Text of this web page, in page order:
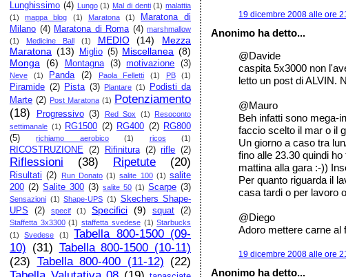
Lunghissimo (4) Lungo (1) Mal di denti (1) malattia
(1)
mappa blog (1) Maratona (1)
Maratona di
Milano (4) Maratona di Roma (4) marshmallow
(1)
Medicine Ball (1) MEDIO (14)
Mezza
Maratona (13) Miglio (5) Miscellanea (8)
Monga
(6) Montagna (3) motivazione (3)
Neve (1) Panda (2) Paola Felletti (1) PB (1)
Piramide (2) Pista (3) Plantare (1)
Podisti da
Marte (2) Post Maratona (1) Potenziamento
(18)
Progressivo (3) Red Sox (1)
Resoconto
settimanale (1) RG1500 (2) RG400 (2) RG800
(5)
richiamo aerobico (1) ricos (1)
RICOSTRUZIONE (2) Rifinitura (2) rifle (2)
Riflessioni (38) Ripetute (20)
Risultati (2) Run Donato (1) salite 100 (1) salite
200 (2) Salite 300 (3) salite 50 (1) Scarpe (3)
Sensazioni (1) Shape-UPS (1) Skechers Shape-
UPS
(2) specif (1) Specifici (9) squat (2)
Staffetta 3x3300 (1) staffetta svedese (1) Starbucks
(1)
Svedese (1)
Tabella 800-1500 (09-
10) (31) Tabella 800-1500 (10-11)
(23) Tabella 800-400 (11-12) (22)
19 dicembre 2008 alle ore
Anonimo ha detto...
@Davide
caspita 5x3000 non
letto un post di ALVIN.
@Mauro
Beh infatti sono mega-
faccio scelto il mar o il
Un giorno a caso tra
fino alle 23.30 quindi
mattina alla gara :-))
Per quanto riguarda il
casa tardi o per lavoro
@Diego
Adoro mettere carne al
19 dicembre 2008 alle ore
Anonimo ha detto...